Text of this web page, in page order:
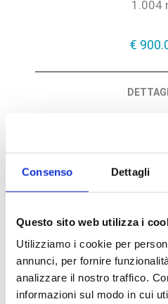
Consenso Dettagli
Questo sito web utilizza i
Utilizziamo i cookie per
annunci, per fornire
analizzare il nostro traffico.
informazioni sul modo in cui
1.004
€